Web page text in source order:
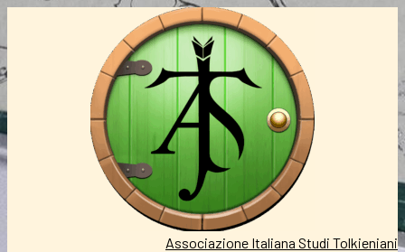
Associazione Italiana Studi Tolkieniani